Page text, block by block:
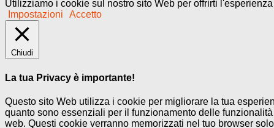
Utilizziamo i cookie sul nostro sito Web per offrirti
Impostazioni
Accetto
Chiudi
La tua Privacy è importante!
Questo sito Web utilizza i cookie per migliorare la tua
quanto sono essenziali per il funzionamento delle
web. Questi cookie verranno memorizzati nel tuo browser